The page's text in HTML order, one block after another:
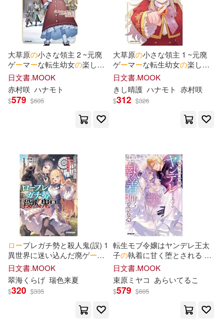
琴子(11)
三田誠(10) 丸山 くがね(10)
東冬(10) 池野雅博(10)
PRESTIGE DIGITAL BOOK SERIE
激ヤバ写真集(9)
目黒ひな実(9) 矢樹貴(9)
稲荷竜(9)
バルタン(8) 支援BIS(8)
緋呂河とも(8) ぷよちゃ(7)
森日向子(7)
DigitalPeach(11)
PRESTIGE(11)
台灣東販(11) 慕客館(11)
易博士出版社(11) 尖端(10)
ブシロードミュージック(9)
PAD(8)
アース・スターエンターテイメン
スターツ出版(8) バップ(7)
フェアリー(7) 双葉社(7)
電子書 (可複選)
適合手機平板閱讀(56)
適合平板閱讀(308)
現在可購買商品(929)
價格
範圍
大草原の小さな領主 2 ~元廃
ゲーマーな転生幼女の楽しい
ハード モード辺境開拓記~
日文書.MOOK
赤村咲 ハナモト
$579 $605
大草原の小さな領主 1 ~元廃
ゲーマーな転生幼女の楽しい
ハード モード辺境開拓記~
日文書.MOOK
きし晴護 ハナモト 赤村咲
$312 $326
ロープレガチ勢と殺人鬼(誤) 1
異世界に迷い込んだ廃ゲーマ
ーの無自覚無双
日文書.MOOK
翠海くらげ 瑞色来夏
$320 $335
転生モブ令嬢はヤンデレ王太
子の執着に甘く堕とされる ~
拾った美少年は闇落ち確定
冷酷ヒ
日文書.MOOK
束原ミヤコ あらいてるこ
$579 $605